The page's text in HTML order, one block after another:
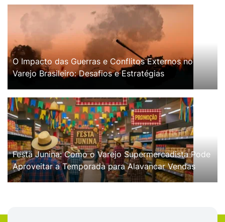
O Impacto das Guerras e Conflitos Externos no
Varejo Brasileiro: Desafios e Estratégias
Festa Junina: Como o Varejo Supermercadista Pode
Aproveitar a Temporada para Alavancar Vendas